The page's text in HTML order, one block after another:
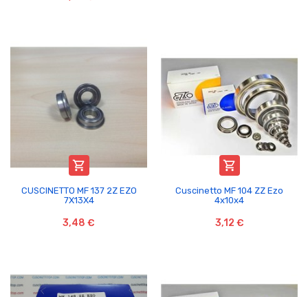

CUSCINETTO MF 137 2Z EZO
7X13X4
3,48 €

Cuscinetto MF 104 ZZ Ezo
4x10x4
3,12 €